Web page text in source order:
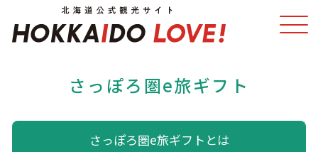
イベント
さっぽろ圏e旅ギフト
さっぽろ圏e旅ギフトとは